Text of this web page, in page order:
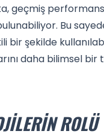
geçmiş
Bu
bir şekilde
daha bilimsel
ROLÜ